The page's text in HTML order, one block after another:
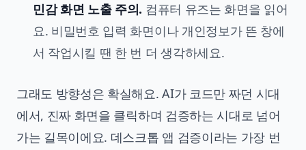
민감 화면 노출 주의. 컴퓨터 유즈는 화면을 읽어
요. 비밀번호 입력 화면이나 개인정보가 뜬 창에
서 작업시킬 땐 한 번 더 생각하세요.
그래도 방향성은 확실해요. AI가 코드만 짜던 시대
에서, 진짜 화면을 클릭하며 검증하는 시대로 넘어
가는 길목이에요. 데스크톱 앱 검증이라는 가장 번